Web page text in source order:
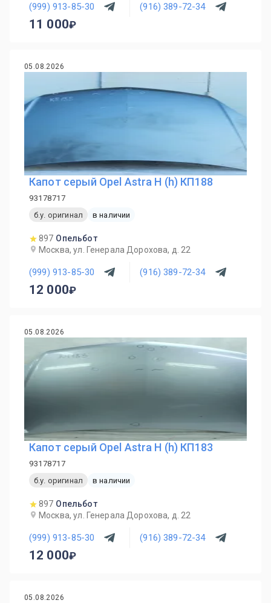
(999) 913-85-30 (916) 389-72-34
11 000
05.08.2026
Капот серый Opel Astra H (h) КП188
93178717
б.у. оригинал
в наличии
897 Опельбот
Москва, ул. Генерала Дорохова, д. 22
(999) 913-85-30 (916) 389-72-34
12 000
05.08.2026
Капот серый Opel Astra H (h) КП183
93178717
б.у. оригинал
в наличии
897 Опельбот
Москва, ул. Генерала Дорохова, д. 22
(999) 913-85-30 (916) 389-72-34
12 000
05.08.2026